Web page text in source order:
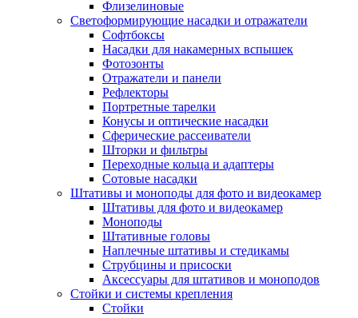
Флизелиновые
Светоформирующие насадки и отражатели
Софтбоксы
Насадки для накамерных вспышек
Фотозонты
Отражатели и панели
Рефлекторы
Портретные тарелки
Конусы и оптические насадки
Сферические рассеиватели
Шторки и фильтры
Переходные кольца и адаптеры
Сотовые насадки
Штативы и моноподы для фото и видеокамер
Штативы для фото и видеокамер
Моноподы
Штативные головы
Наплечные штативы и стедикамы
Струбцины и присоски
Аксессуары для штативов и моноподов
Стойки и системы крепления
Стойки